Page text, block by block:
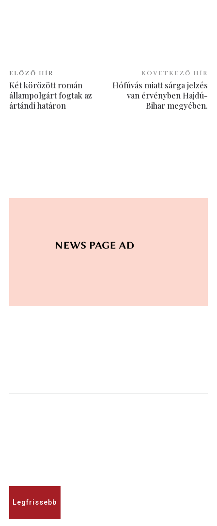
ELŐZŐ HÍR
Két körözött román
állampolgárt fogtak az
ártándi határon
KÖVETKEZŐ HÍR
Hófúvás miatt sárga jelzés
van érvényben Hajdú-
Bihar megyében.
Legfrissebb